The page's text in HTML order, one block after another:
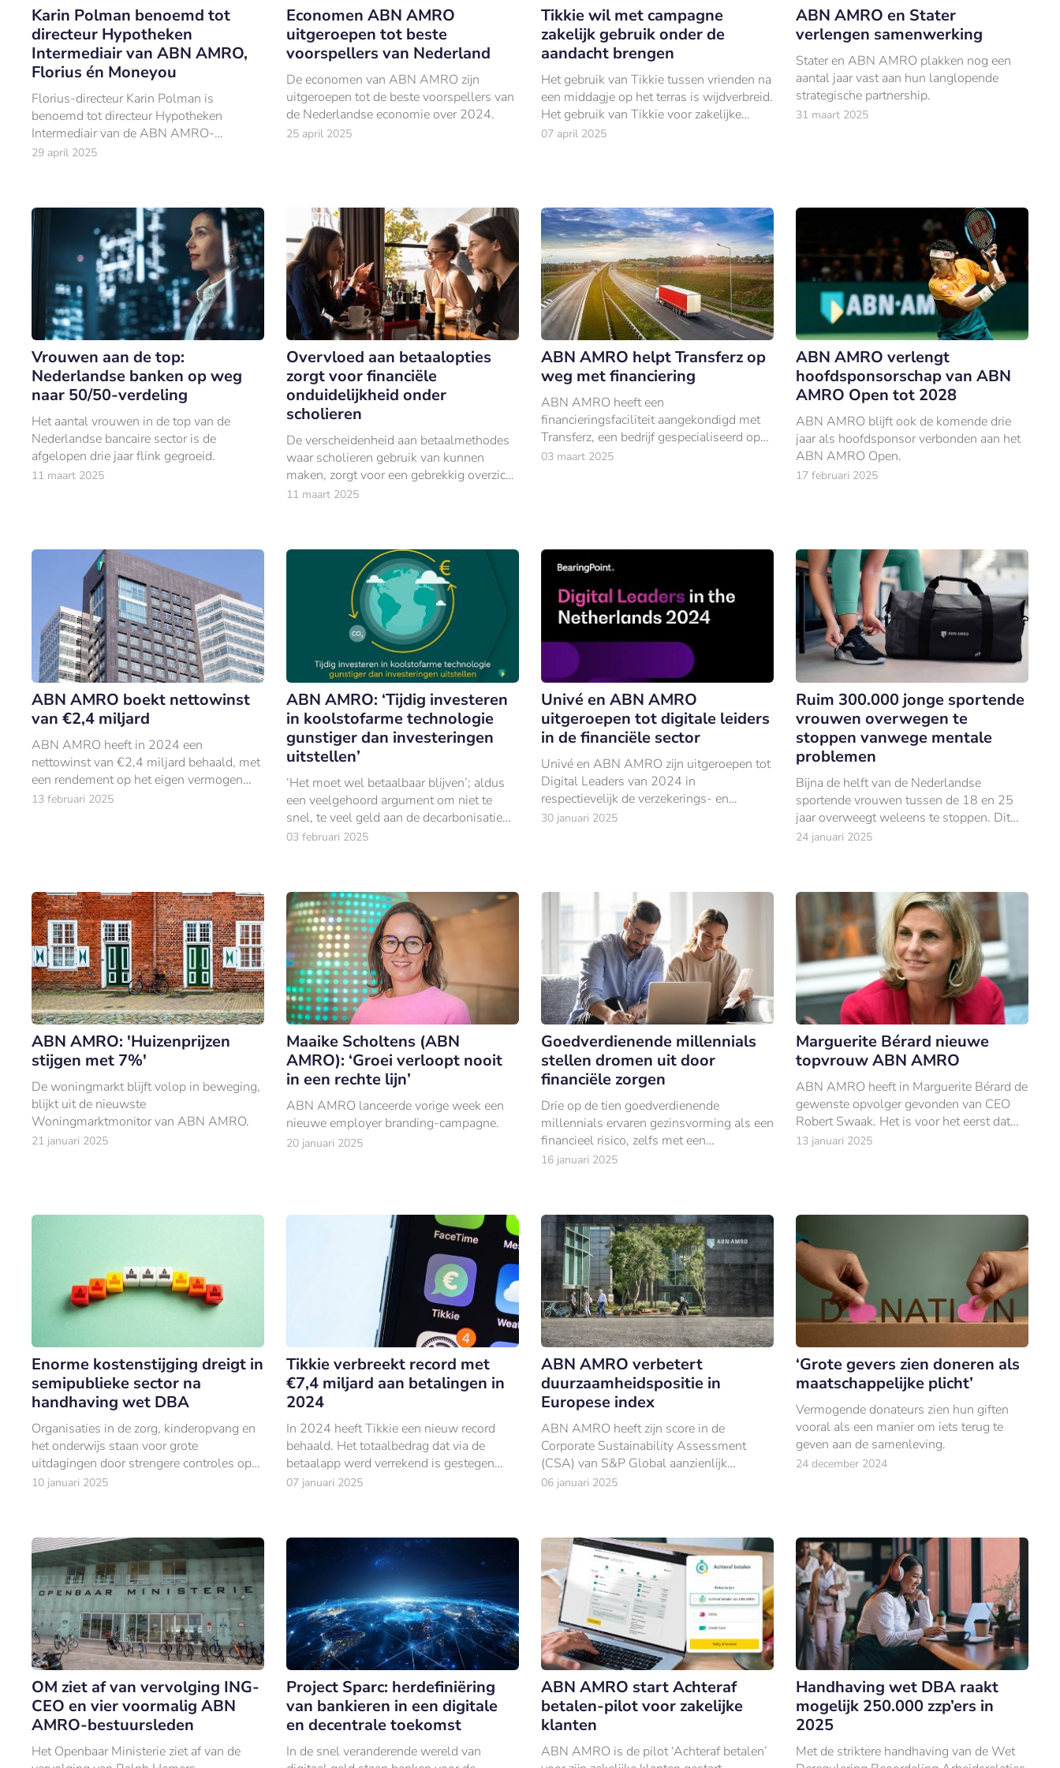
Karin Polman benoemd tot
directeur Hypotheken
Intermediair van ABN AMRO,
Florius én Moneyou
Florius-directeur Karin Polman is
benoemd tot directeur Hypotheken
Intermediair van de ABN AMRO-
hypotheekmerken ABN AMRO, Florius én
29 april 2025
Economen ABN AMRO
uitgeroepen tot beste
voorspellers van Nederland
De economen van ABN AMRO zijn
uitgeroepen tot de beste voorspellers van
de Nederlandse economie over 2024.
25 april 2025
Tikkie wil met campagne
zakelijk gebruik onder de
aandacht brengen
Het gebruik van Tikkie tussen vrienden na
een middagje op het terras is wijdverbreid.
Het gebruik van Tikkie voor zakelijke
betalingen is dat echter niet.
07 april 2025
ABN AMRO en Stater
verlengen samenwerking
Stater en ABN AMRO plakken nog een
aantal jaar vast aan hun langlopende
strategische partnership.
31 maart 2025
Vrouwen aan de top:
Nederlandse banken op weg
naar 50/50-verdeling
Het aantal vrouwen in de top van de
Nederlandse bancaire sector is de
afgelopen drie jaar flink gegroeid.
11 maart 2025
Overvloed aan betaalopties
zorgt voor financiële
onduidelijkheid onder
scholieren
De verscheidenheid aan betaalmethodes
waar scholieren gebruik van kunnen
maken, zorgt voor een gebrekkig overzicht
over hun geldzaken.
11 maart 2025
ABN AMRO helpt Transferz op
weg met financiering
ABN AMRO heeft een
financieringsfaciliteit aangekondigd met
Transferz, een bedrijf gespecialiseerd op
het gebied van geboekt grondtransport.
03 maart 2025
ABN AMRO verlengt
hoofdsponsorschap van ABN
AMRO Open tot 2028
ABN AMRO blijft ook de komende drie
jaar als hoofdsponsor verbonden aan het
ABN AMRO Open.
17 februari 2025
ABN AMRO boekt nettowinst
van €2,4 miljard
ABN AMRO heeft in 2024 een
nettowinst van €2,4 miljard behaald, met
een rendement op het eigen vermogen
van 10,1%.
13 februari 2025
ABN AMRO: ‘Tijdig investeren
in koolstofarme technologie
gunstiger dan investeringen
uitstellen’
‘Het moet wel betaalbaar blijven’; aldus
een veelgehoord argument om niet te
snel, te veel geld aan de decarbonisatie
van de economie uit te geven.
03 februari 2025
Univé en ABN AMRO
uitgeroepen tot digitale leiders
in de financiële sector
Univé en ABN AMRO zijn uitgeroepen tot
Digital Leaders van 2024 in
respectievelijk de verzekerings- en
bankensector.
30 januari 2025
Ruim 300.000 jonge sportende
vrouwen overwegen te
stoppen vanwege mentale
problemen
Bijna de helft van de Nederlandse
sportende vrouwen tussen de 18 en 25
jaar overweegt weleens te stoppen. Dit
blijkt uit een onderzoek van ABN AMRO
24 januari 2025
ABN AMRO: 'Huizenprijzen
stijgen met 7%'
De woningmarkt blijft volop in beweging,
blijkt uit de nieuwste
Woningmarktmonitor van ABN AMRO.
21 januari 2025
Maaike Scholtens (ABN
AMRO): ‘Groei verloopt nooit
in een rechte lijn’
ABN AMRO lanceerde vorige week een
nieuwe employer branding-campagne.
20 januari 2025
Goedverdienende millennials
stellen dromen uit door
financiële zorgen
Drie op de tien goedverdienende
millennials ervaren gezinsvorming als een
financieel risico, zelfs met een
bovengemiddeld inkomen of aanzienlijk
16 januari 2025
Marguerite Bérard nieuwe
topvrouw ABN AMRO
ABN AMRO heeft in Marguerite Bérard de
gewenste opvolger gevonden van CEO
Robert Swaak. Het is voor het eerst dat
een vrouw aan het roer komt te staan bij
13 januari 2025
Enorme kostenstijging dreigt in
semipublieke sector na
handhaving wet DBA
Organisaties in de zorg, kinderopvang en
het onderwijs staan voor grote
uitdagingen door strengere controles op
schijnzelfstandigheid.
10 januari 2025
Tikkie verbreekt record met
€7,4 miljard aan betalingen in
2024
In 2024 heeft Tikkie een nieuw record
behaald. Het totaalbedrag dat via de
betaalapp werd verrekend is gestegen
naar €7,4 miljard, een stijging van 8% ten
07 januari 2025
ABN AMRO verbetert
duurzaamheidspositie in
Europese index
ABN AMRO heeft zijn score in de
Corporate Sustainability Assessment
(CSA) van S&P Global aanzienlijk
verbeterd. Dit jaar behaalde de bank 76
06 januari 2025
‘Grote gevers zien doneren als
maatschappelijke plicht’
Vermogende donateurs zien hun giften
vooral als een manier om iets terug te
geven aan de samenleving.
24 december 2024
OM ziet af van vervolging ING-
CEO en vier voormalig ABN
AMRO-bestuursleden
Het Openbaar Ministerie ziet af van de
Project Sparc: herdefiniëring
van bankieren in een digitale
en decentrale toekomst
In de snel veranderende wereld van
ABN AMRO start Achteraf
betalen-pilot voor zakelijke
klanten
ABN AMRO is de pilot ‘Achteraf betalen’
Handhaving wet DBA raakt
mogelijk 250.000 zzp’ers in
2025
Met de striktere handhaving van de Wet